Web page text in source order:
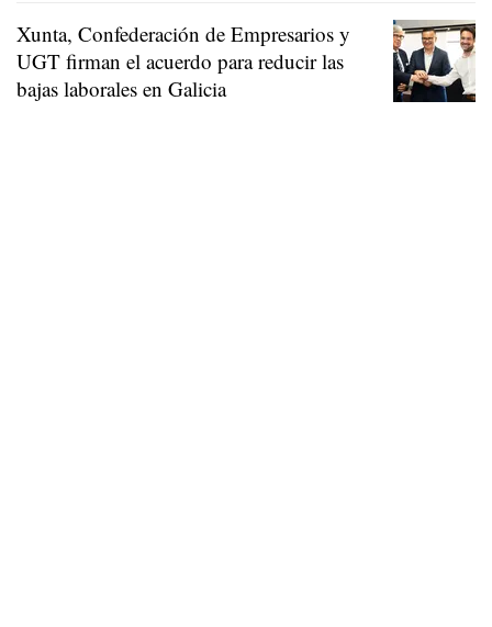
Xunta, Confederación de Empresarios y
UGT firman el acuerdo para reducir las
bajas laborales en Galicia